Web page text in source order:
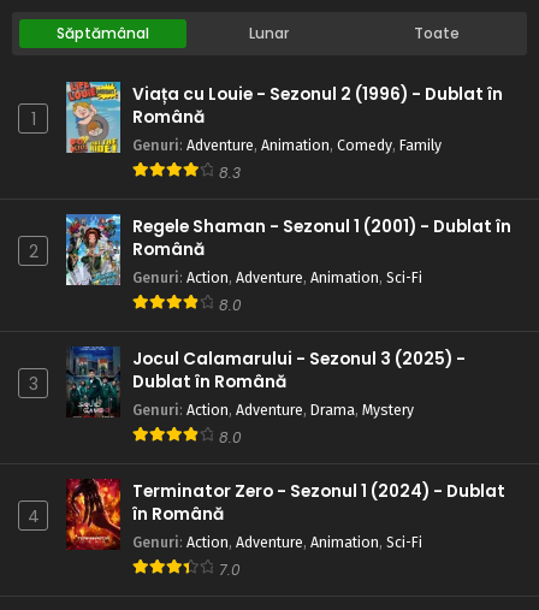
Săptămânal Lunar Toate
1
Viața cu Louie - Sezonul 2 (1996) - Dublat în
Română
Genuri: Adventure, Animation, Comedy, Family
8.3
2
Regele Shaman - Sezonul 1 (2001) - Dublat în
Română
Genuri: Action, Adventure, Animation, Sci-Fi
8.0
3
Jocul Calamarului - Sezonul 3 (2025) -
Dublat în Română
Genuri: Action, Adventure, Drama, Mystery
8.0
4
Terminator Zero - Sezonul 1 (2024) - Dublat
în Română
Genuri: Action, Adventure, Animation, Sci-Fi
7.0